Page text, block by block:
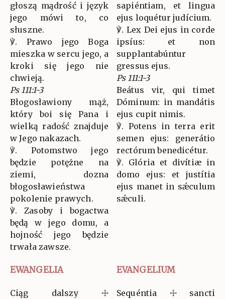
głoszą mądrość i język
jego mówi to, co
słuszne.
℣. Prawo jego Boga
mieszka w sercu jego, a
kroki się jego nie
chwieją.
Ps 111:1-3
Błogosławiony mąż,
który boi się Pana i
wielką radość znajduje
w Jego nakazach.
℣. Potomstwo jego
będzie potężne na
ziemi, dozna
błogosławieństwa
pokolenie prawych.
℣. Zasoby i bogactwa
będą w jego domu, a
hojność jego będzie
trwała zawsze.
sapiéntiam, et lingua
ejus loquétur judícium.
℣. Lex Dei ejus in corde
ipsíus: et non
supplantabúntur
gressus ejus.
Ps 111:1-3
Beátus vir, qui timet
Dóminum: in mandátis
ejus cupit nimis.
℣. Potens in terra erit
semen ejus: generátio
rectórum benedicétur.
℣. Glória et divítiæ in
domo ejus: et justítia
ejus manet in sǽculum
sǽculi.
EWANGELIA EVANGELIUM
Ciąg dalszy ☩
Sequéntia ☩ sancti